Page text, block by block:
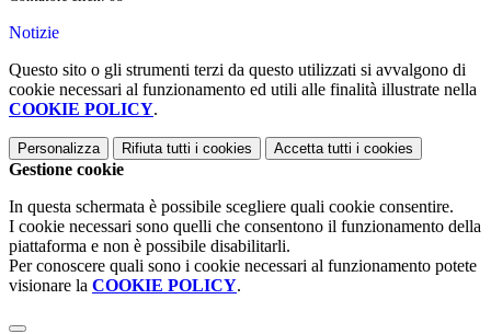
Notizie
Questo sito o gli strumenti terzi da questo utilizzati si avvalgono di
cookie necessari al funzionamento ed utili alle finalità illustrate nella
COOKIE POLICY.
Personalizza Rifiuta tutti i cookies Accetta tutti i cookies
Gestione cookie
In questa schermata è possibile scegliere quali cookie consentire.
I cookie necessari sono quelli che consentono il funzionamento della
piattaforma e non è possibile disabilitarli.
Per conoscere quali sono i cookie necessari al funzionamento potete
visionare la COOKIE POLICY.